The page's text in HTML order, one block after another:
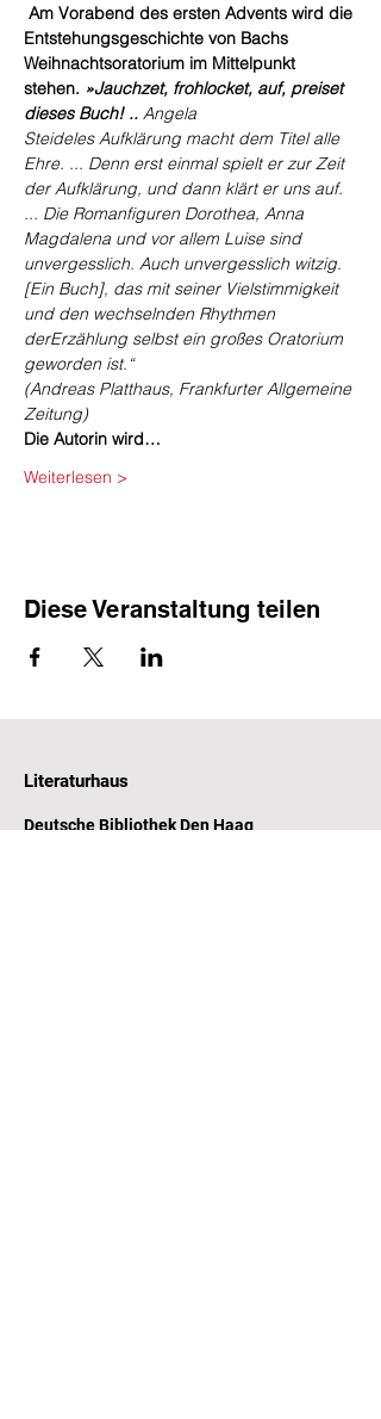
Am Vorabend des ersten Advents wird die
Entstehungsgeschichte von Bachs
Weihnachtsoratorium im Mittelpunkt
stehen. »Jauchzet, frohlocket, auf, preiset
dieses Buch! .. Angela
Steideles Aufklärung macht dem Titel alle
Ehre. ... Denn erst einmal spielt er zur Zeit
der Aufklärung, und dann klärt er uns auf.
... Die Romanfiguren Dorothea, Anna
Magdalena und vor allem Luise sind
unvergesslich. Auch unvergesslich witzig.
[Ein Buch], das mit seiner Vielstimmigkeit
und den wechselnden Rhythmen
derErzählung selbst ein großes Oratorium
geworden ist.“
(Andreas Platthaus, Frankfurter Allgemeine
Zeitung)
Die Autorin wird…
Weiterlesen >
Diese Veranstaltung teilen
Literaturhaus
Deutsche Bibliothek Den Haag